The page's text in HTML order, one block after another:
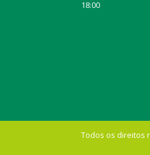
18:00
Todos os direitos